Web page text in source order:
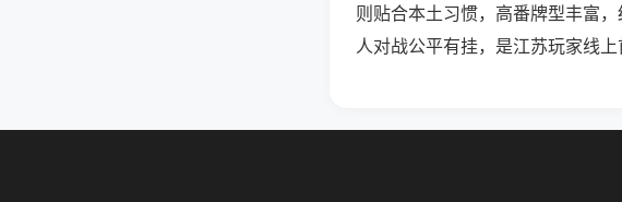
则贴合本土习惯，高番牌型丰富
人对战公平有挂，是江苏玩家线上